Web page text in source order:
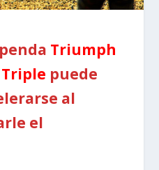
Triumph
Triple puede
al
el